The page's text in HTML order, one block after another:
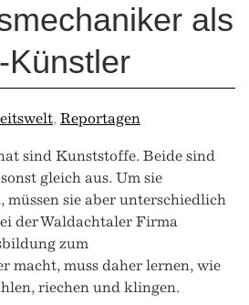
als
Künstler
, Reportagen
sind Kunststoffe. Beide sind
gleich aus. Um sie
müssen sie aber unterschiedlich
der Waldachtaler Firma
zum
macht, muss daher lernen, wie
riechen und klingen.